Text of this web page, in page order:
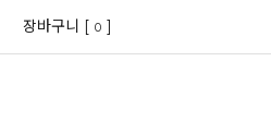
장바구니 [ 0 ]